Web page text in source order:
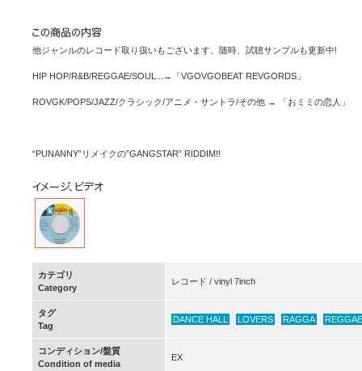
他ジャンルのレコード取り扱いもございます。随時、試聴サンプルも更新中!
HIP HOP/R&B/REGGAE/SOUL...→「VGOVGOBEAT REVGORDS」
ROVGK/POPS/JAZZ/クラシック/アニメ・サントラ/その他 → 「おミミの恋人」
“PUNANNY”リメイクの”GANGSTAR” RIDDIM!!
カテゴリ
Category
レコード / vinyl 7inch
タグ
Tag
DANCE HALL LOVERS RAGGA REGGAE
コンディション/盤質
Condition of media
EX